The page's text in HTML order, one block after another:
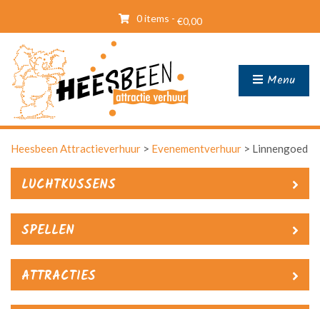
0 items - €0,00
Menu
Heesbeen Attractieverhuur > Evenementverhuur > Linnengoed
LUCHTKUSSENS
SPELLEN
ATTRACTIES